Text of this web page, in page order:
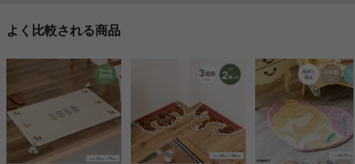
よく比較される商品